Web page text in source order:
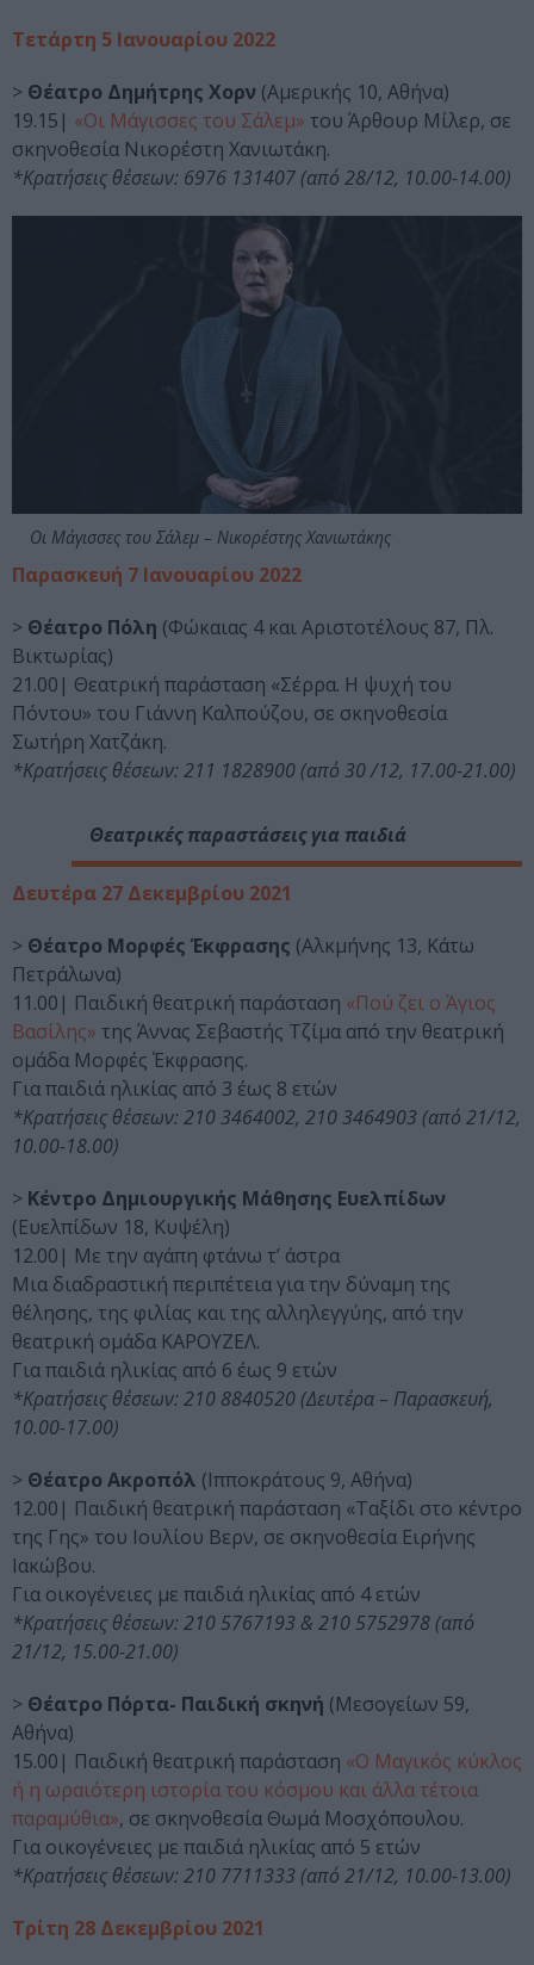
Τετάρτη 5 Ιανουαρίου 2022
> Θέατρο Δημήτρης Χορν (Αμερικής 10, Αθήνα)
19.15| «Οι Μάγισσες του Σάλεμ» του Άρθουρ Μίλερ, σε
σκηνοθεσία Νικορέστη Χανιωτάκη.
*Κρατήσεις θέσεων: 6976 131407 (από 28/12, 10.00-14.00)
Οι Μάγισσες του Σάλεμ – Νικορέστης Χανιωτάκης
Παρασκευή 7 Ιανουαρίου 2022
> Θέατρο Πόλη (Φώκαιας 4 και Αριστοτέλους 87, Πλ.
Βικτωρίας)
21.00| Θεατρική παράσταση «Σέρρα. Η ψυχή του
Πόντου» του Γιάννη Καλπούζου, σε σκηνοθεσία
Σωτήρη Χατζάκη.
*Κρατήσεις θέσεων: 211 1828900 (από 30 /12, 17.00-21.00)
Θεατρικές παραστάσεις για παιδιά
Δευτέρα 27 Δεκεμβρίου 2021
> Θέατρο Μορφές Έκφρασης (Αλκμήνης 13, Κάτω
Πετράλωνα)
11.00| Παιδική θεατρική παράσταση «Πού ζει ο Άγιος
Βασίλης» της Άννας Σεβαστής Τζίμα από την θεατρική
ομάδα Μορφές Έκφρασης.
Για παιδιά ηλικίας από 3 έως 8 ετών
*Κρατήσεις θέσεων: 210 3464002, 210 3464903 (από 21/12,
10.00-18.00)
> Κέντρο Δημιουργικής Μάθησης Ευελπίδων
(Ευελπίδων 18, Κυψέλη)
12.00| Με την αγάπη φτάνω τ’ άστρα
Μια διαδραστική περιπέτεια για την δύναμη της
θέλησης, της φιλίας και της αλληλεγγύης, από την
θεατρική ομάδα ΚΑΡΟΥΖΕΛ.
Για παιδιά ηλικίας από 6 έως 9 ετών
*Κρατήσεις θέσεων: 210 8840520 (Δευτέρα – Παρασκευή,
10.00-17.00)
> Θέατρο Ακροπόλ (Ιπποκράτους 9, Αθήνα)
12.00| Παιδική θεατρική παράσταση «Ταξίδι στο κέντρο
της Γης» του Ιουλίου Βερν, σε σκηνοθεσία Ειρήνης
Ιακώβου.
Για οικογένειες με παιδιά ηλικίας από 4 ετών
*Κρατήσεις θέσεων: 210 5767193 & 210 5752978 (από
21/12, 15.00-21.00)
> Θέατρο Πόρτα- Παιδική σκηνή (Μεσογείων 59,
Αθήνα)
15.00| Παιδική θεατρική παράσταση «Ο Μαγικός κύκλος
ή η ωραιότερη ιστορία του κόσμου και άλλα τέτοια
παραμύθια», σε σκηνοθεσία Θωμά Μοσχόπουλου.
Για οικογένειες με παιδιά ηλικίας από 5 ετών
*Κρατήσεις θέσεων: 210 7711333 (από 21/12, 10.00-13.00)
Τρίτη 28 Δεκεμβρίου 2021